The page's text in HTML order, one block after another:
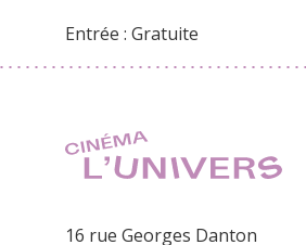
Entrée : Gratuite
16 rue Georges Danton